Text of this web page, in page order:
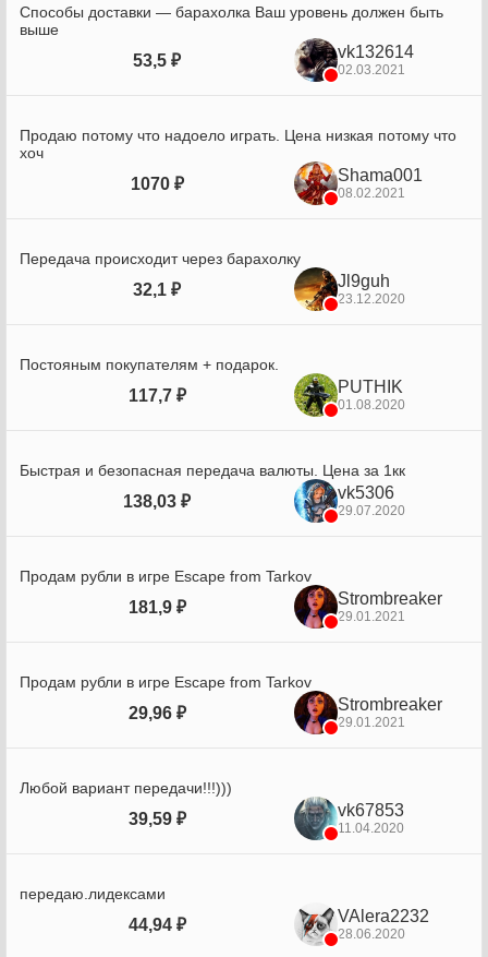
Способы доставки — барахолка Ваш уровень должен быть
выше
53,5 ₽ vk132614
02.03.2021
Продаю потому что надоело играть. Цена низкая потому что
хоч
1070 ₽ Shama001
08.02.2021
Передача происходит через барахолку
32,1 ₽ Jl9guh
23.12.2020
Постояным покупателям + подарок.
117,7 ₽ PUTHIK
01.08.2020
Быстрая и безопасная передача валюты. Цена за 1кк
138,03 ₽ vk5306
29.07.2020
Продам рубли в игре Escape from Tarkov
181,9 ₽ Strombreaker
29.01.2021
Продам рубли в игре Escape from Tarkov
29,96 ₽ Strombreaker
29.01.2021
Любой вариант передачи!!!)))
39,59 ₽ vk67853
11.04.2020
передаю.лидексами
44,94 ₽ VAlera2232
28.06.2020